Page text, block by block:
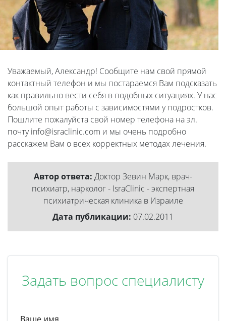
Уважаемый, Александр! Сообщите нам свой прямой
контактный телефон и мы постараемся Вам подсказать
как правильно вести себя в подобных ситуациях. У нас
большой опыт работы с зависимостями у подростков.
Пошлите пожалуйста свой номер телефона на эл.
почту info@israclinic.com и мы очень подробно
расскажем Вам о всех корректных методах лечения.
Автор ответа: Доктор Зевин Марк, врач-
психиатр, нарколог - IsraClinic - экспертная
психиатрическая клиника в Израиле
Дата публикации: 07.02.2011
Задать вопрос специалисту